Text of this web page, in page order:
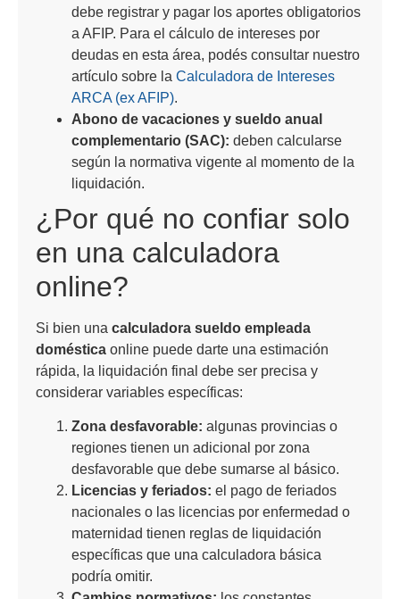
debe registrar y pagar los aportes obligatorios
a AFIP. Para el cálculo de intereses por
deudas en esta área, podés consultar nuestro
artículo sobre la Calculadora de Intereses
ARCA (ex AFIP).
Abono de vacaciones y sueldo anual
complementario (SAC): deben calcularse
según la normativa vigente al momento de la
liquidación.
¿Por qué no confiar solo
en una calculadora
online?
Si bien una calculadora sueldo empleada
doméstica online puede darte una estimación
rápida, la liquidación final debe ser precisa y
considerar variables específicas:
Zona desfavorable: algunas provincias o
regiones tienen un adicional por zona
desfavorable que debe sumarse al básico.
Licencias y feriados: el pago de feriados
nacionales o las licencias por enfermedad o
maternidad tienen reglas de liquidación
específicas que una calculadora básica
podría omitir.